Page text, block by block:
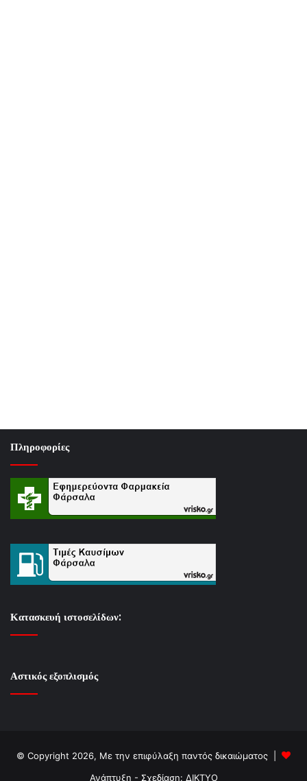
Πληροφορίες
Κατασκευή ιστοσελίδων:
Αστικός εξοπλισμός
© Copyright 2026, Με την επιφύλαξη παντός δικαιώματος |
Ανάπτυξη - Σχεδίαση: ΔΙΚΤΥΟ